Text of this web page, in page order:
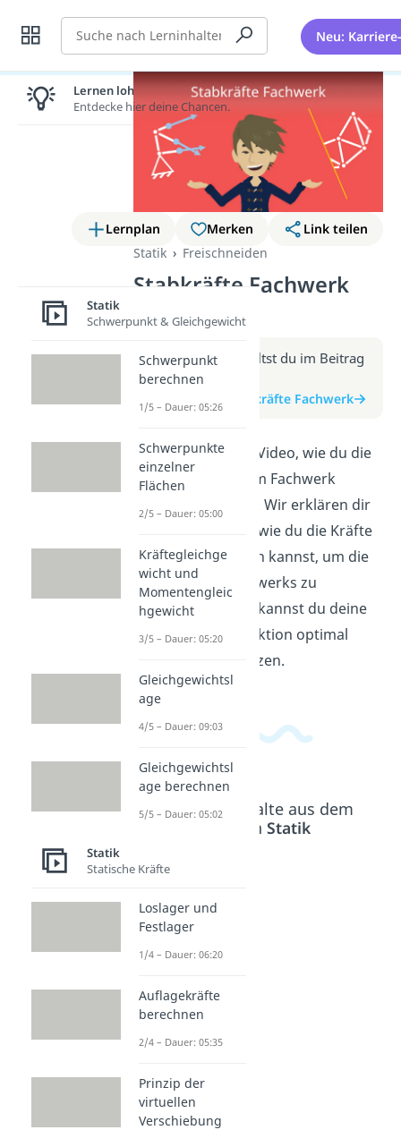
Suche Neu:
Lernplan Merken
Link teilen
Statik
Freischneiden
Stabkräfte Fachwerk
(Video)
Weitere Infos erhältst du im Beitrag
zum Video
zum Beitrag: Stabkräfte Fachwerk
Erfahre in diesem Video, wie du die
Stabkräfte in einem Fachwerk
berechnen kannst. Wir erklären dir
Schritt für Schritt, wie du die Kräfte
korrekt bestimmen kannst, um die
Stabilität des Fachwerks zu
gewährleisten. So kannst du deine
Fachwerk-Konstruktion optimal
planen und umsetzen.
Beliebte Inhalte aus dem
BereichStatik
unktverf
ahren
Dauer: 06:35
hnitt
Dauer: 03:00
Lernen lohnt sich!
Entdecke hier deine Chancen.
Statik
Schwerpunkt & Gleichgewicht
Schwerpunkt
berechnen
1/5 – Dauer: 05:26
Schwerpunkte
einzelner
Flächen
2/5 – Dauer: 05:00
Kräftegleichge
wicht und
Momentengleic
hgewicht
3/5 – Dauer: 05:20
Gleichgewichtsl
age
4/5 – Dauer: 09:03
Gleichgewichtsl
age berechnen
5/5 – Dauer: 05:02
Statik
Statische Kräfte
Loslager und
Festlager
1/4 – Dauer: 06:20
Auflagekräfte
berechnen
2/4 – Dauer: 05:35
Prinzip der
virtuellen
Verschiebung